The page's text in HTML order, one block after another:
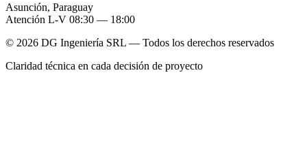
Asunción, Paraguay
Atención L-V 08:30 — 18:00
© 2026 DG Ingeniería SRL — Todos los derechos reservados
Claridad técnica en cada decisión de proyecto